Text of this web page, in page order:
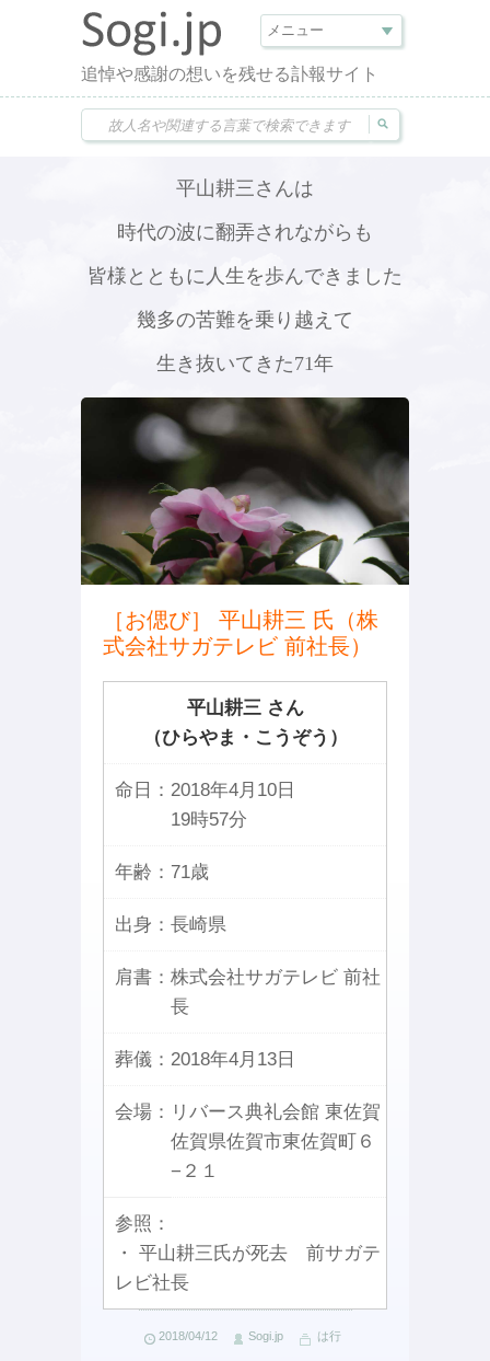
追悼や感謝の想いを残せる訃報サイト
平山耕三さんは
時代の波に翻弄されながらも
皆様とともに人生を歩んできました
幾多の苦難を乗り越えて
生き抜いてきた71年
［お偲び］ 平山耕三 氏（株
式会社サガテレビ 前社長）
平山耕三 さん
（ひらやま・こうぞう）
命日： 2018年4月10日
19時57分
年齢： 71歳
出身： 長崎県
肩書： 株式会社サガテレビ 前社
長
葬儀： 2018年4月13日
会場： リバース典礼会館 東佐賀
佐賀県佐賀市東佐賀町６
−２１
参照：
・ 平山耕三氏が死去 前サガテ
レビ社長
2018/04/12 Sogi.jp は行